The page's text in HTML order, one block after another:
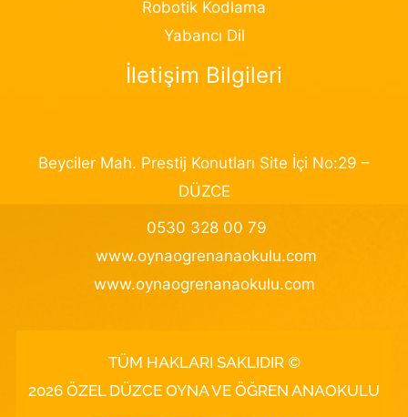
Robotik Kodlama
Yabancı Dil
İletişim Bilgileri
Beyciler Mah. Prestij Konutları Site İçi No:29 –
DÜZCE
0530 328 00 79
www.oynaogrenanaokulu.com
www.oynaogrenanaokulu.com
TÜM HAKLARI SAKLIDIR ©
2026 ÖZEL DÜZCE OYNA VE ÖĞREN ANAOKULU